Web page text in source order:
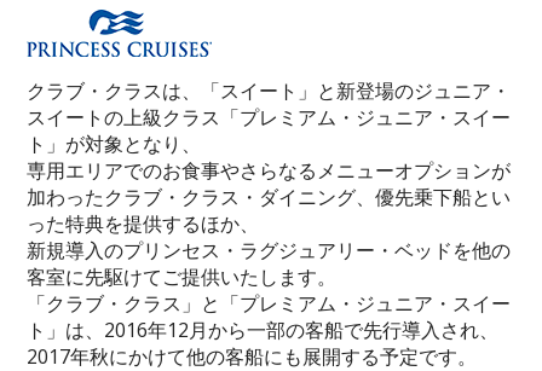
クラブ・クラスは、「スイート」と新登場のジュニア・
スイートの上級クラス「プレミアム・ジュニア・スイー
ト」が対象となり、
専用エリアでのお食事やさらなるメニューオプションが
加わったクラブ・クラス・ダイニング、優先乗下船とい
った特典を提供するほか、
新規導入のプリンセス・ラグジュアリー・ベッドを他の
客室に先駆けてご提供いたします。
「クラブ・クラス」と「プレミアム・ジュニア・スイー
ト」は、2016年12月から一部の客船で先行導入され、
2017年秋にかけて他の客船にも展開する予定です。